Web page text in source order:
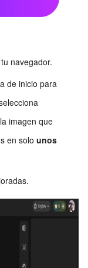
navegador.
de inicio para
imagen que
en solo unos